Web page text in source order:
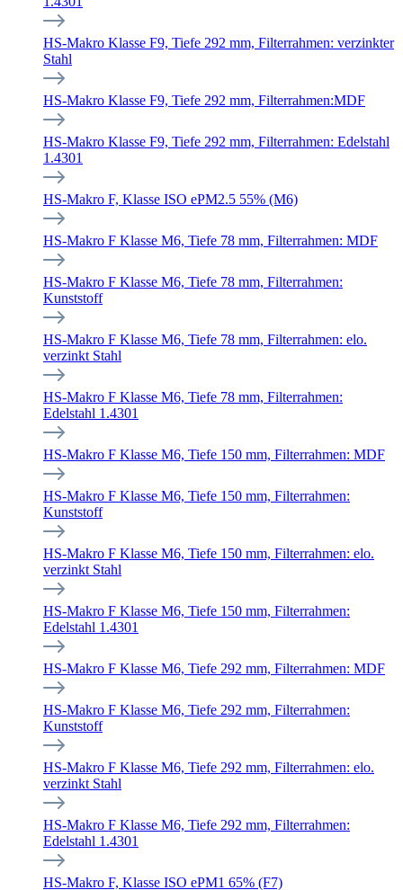
HS-Makro Klasse F9, Tiefe 292 mm, Filterrahmen: verzinkter
Stahl
HS-Makro Klasse F9, Tiefe 292 mm, Filterrahmen:MDF
HS-Makro Klasse F9, Tiefe 292 mm, Filterrahmen: Edelstahl
1.4301
HS-Makro F, Klasse ISO ePM2.5 55% (M6)
HS-Makro F Klasse M6, Tiefe 78 mm, Filterrahmen: MDF
HS-Makro F Klasse M6, Tiefe 78 mm, Filterrahmen:
Kunststoff
HS-Makro F Klasse M6, Tiefe 78 mm, Filterrahmen: elo.
verzinkt Stahl
HS-Makro F Klasse M6, Tiefe 78 mm, Filterrahmen:
Edelstahl 1.4301
HS-Makro F Klasse M6, Tiefe 150 mm, Filterrahmen: MDF
HS-Makro F Klasse M6, Tiefe 150 mm, Filterrahmen:
Kunststoff
HS-Makro F Klasse M6, Tiefe 150 mm, Filterrahmen: elo.
verzinkt Stahl
HS-Makro F Klasse M6, Tiefe 150 mm, Filterrahmen:
Edelstahl 1.4301
HS-Makro F Klasse M6, Tiefe 292 mm, Filterrahmen: MDF
HS-Makro F Klasse M6, Tiefe 292 mm, Filterrahmen:
Kunststoff
HS-Makro F Klasse M6, Tiefe 292 mm, Filterrahmen: elo.
verzinkt Stahl
HS-Makro F Klasse M6, Tiefe 292 mm, Filterrahmen:
Edelstahl 1.4301
HS-Makro F, Klasse ISO ePM1 65% (F7)